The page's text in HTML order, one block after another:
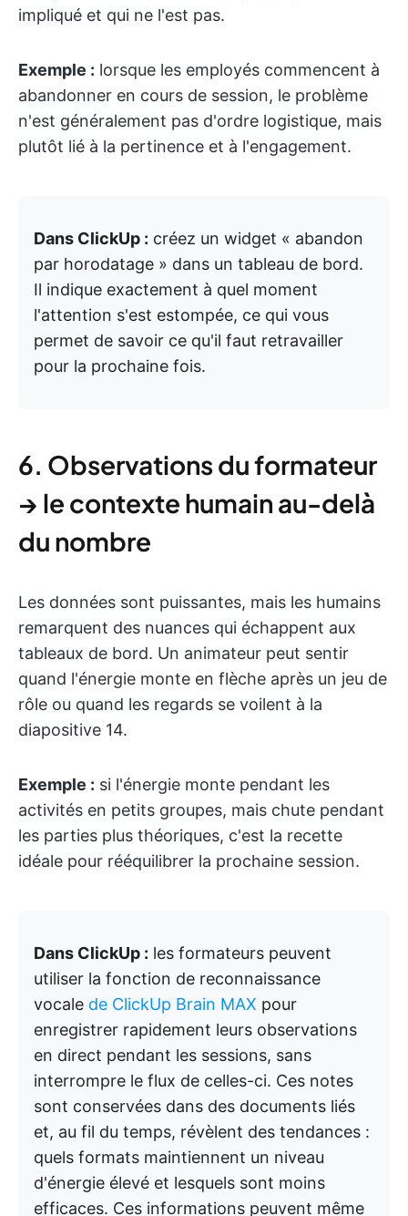
impliqué et qui ne l'est pas.
Exemple : lorsque les employés commencent à
abandonner en cours de session, le problème
n'est généralement pas d'ordre logistique, mais
plutôt lié à la pertinence et à l'engagement.
Dans ClickUp : créez un widget « abandon
par horodatage » dans un tableau de bord.
Il indique exactement à quel moment
l'attention s'est estompée, ce qui vous
permet de savoir ce qu'il faut retravailler
pour la prochaine fois.
6. Observations du formateur
→ le contexte humain au-delà
du nombre
Les données sont puissantes, mais les humains
remarquent des nuances qui échappent aux
tableaux de bord. Un animateur peut sentir
quand l'énergie monte en flèche après un jeu de
rôle ou quand les regards se voilent à la
diapositive 14.
Exemple : si l'énergie monte pendant les
activités en petits groupes, mais chute pendant
les parties plus théoriques, c'est la recette
idéale pour rééquilibrer la prochaine session.
Dans ClickUp : les formateurs peuvent
utiliser la fonction de reconnaissance
vocale de ClickUp Brain MAX pour
enregistrer rapidement leurs observations
en direct pendant les sessions, sans
interrompre le flux de celles-ci. Ces notes
sont conservées dans des documents liés
et, au fil du temps, révèlent des tendances :
quels formats maintiennent un niveau
d'énergie élevé et lesquels sont moins
efficaces. Ces informations peuvent même